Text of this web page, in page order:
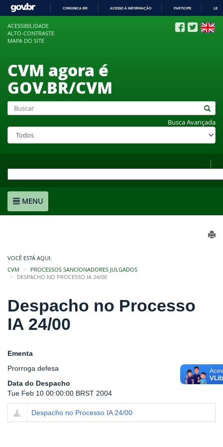
COMUNICA BR ACESSO À INFORMAÇÃO PARTICIPE
ACESSIBILIDADE
ALTO-CONTRASTE
MAPA DO SITE
CVM agora é
GOV.BR/CVM
Busca Avançada
MENU
VOCÊ ESTÁ AQUI:
CVM
PROCESSOS SANCIONADORES JULGADOS
DESPACHO NO PROCESSO IA 24/00
Despacho no Processo
IA 24/00
Ementa
Prorroga defesa
Data do Despacho
Tue Feb 10 00:00:00 BRST 2004
Despacho no Processo IA 24/00